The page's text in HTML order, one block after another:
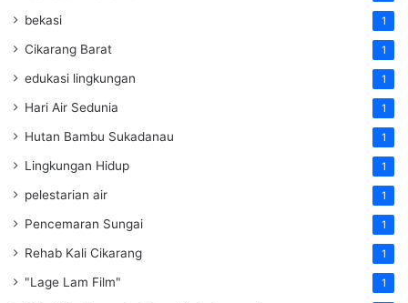
bekasi 1
Cikarang Barat 1
edukasi lingkungan 1
Hari Air Sedunia 1
Hutan Bambu Sukadanau 1
Lingkungan Hidup 1
pelestarian air 1
Pencemaran Sungai 1
Rehab Kali Cikarang 1
"Lage Lam Film" 1